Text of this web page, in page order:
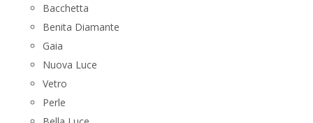
Bacchetta
Benita Diamante
Gaia
Nuova Luce
Vetro
Perle